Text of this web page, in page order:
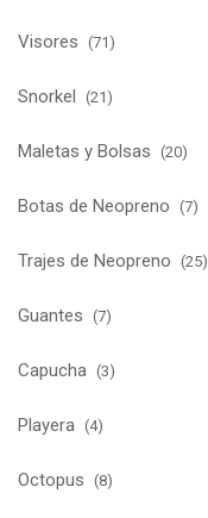
Visores (71)
Snorkel (21)
Maletas y Bolsas (20)
Botas de Neopreno (7)
Trajes de Neopreno (25)
Guantes (7)
Capucha (3)
Playera (4)
Octopus (8)